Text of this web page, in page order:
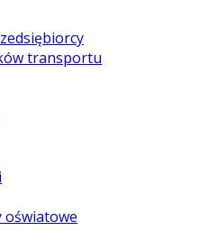
transportu
oświatowe